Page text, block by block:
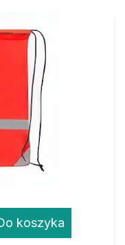
koszyka